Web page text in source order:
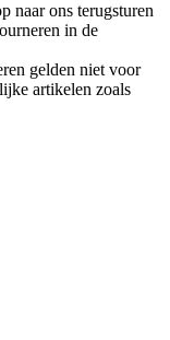
naar ons terugsturen
in de
gelden niet voor
artikelen zoals